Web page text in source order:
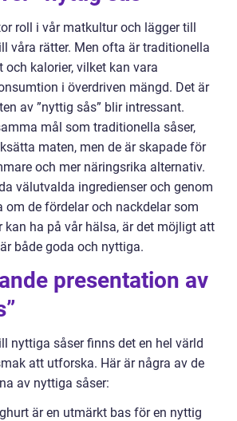
roll i vår matkultur och lägger till
våra rätter. Men ofta är traditionella
och kalorier, vilket kan vara
i överdriven mängd. Det är
av ”nyttig sås” blir intressant.
mål som traditionella såser,
maten, men de är skapade för
och mer näringsrika alternativ.
välutvalda ingredienser och genom
om de fördelar och nackdelar som
kan ha på vår hälsa, är det möjligt att
både goda och nyttiga.
presentation av
nyttiga såser finns det en hel värld
att utforska. Här är några av de
av nyttiga såser:
är en utmärkt bas för en nyttig